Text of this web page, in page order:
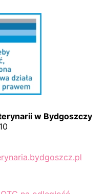
w Bydgoszczy